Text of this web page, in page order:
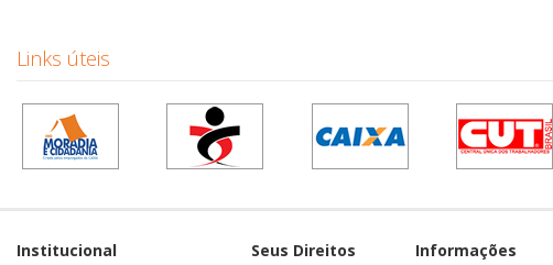
Links úteis
Institucional Seus Direitos Informações